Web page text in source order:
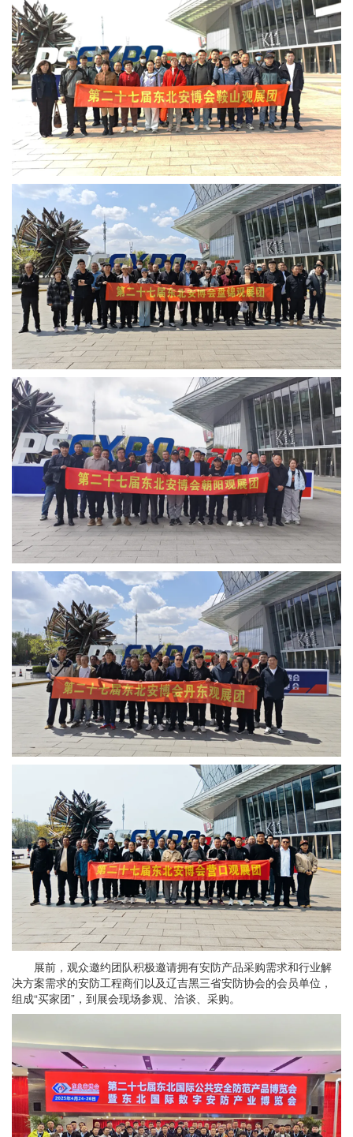
展前，观众邀约团队积极邀请拥有安防产品采购需求和行业解
决方案需求的安防工程商们以及辽吉黑三省安防协会的会员单位，
组成“买家团”，到展会现场参观、洽谈、采购。